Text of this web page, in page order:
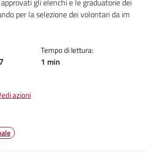
gli elenchi e le graduatorie dei
per la selezione dei volontari da im
Tempo di lettura:
1 min
azioni